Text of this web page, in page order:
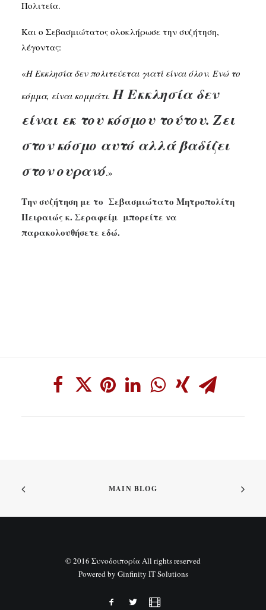
Πολιτεία.
Και ο Σεβασμιώτατος ολοκλήρωσε την συζήτηση,
λέγοντας:
«Η Εκκλησία δεν πολιτεύεται γιατί είναι όλον. Ενώ το
κόμμα, είναι κομμάτι. Η Εκκλησία δεν
είναι εκ του κόσμου τούτου. Ζει
στον κόσμο αυτό αλλά βαδίζει
στον ουρανό.»
Την συζήτηση με το Σεβασμιώτατο Μητροπολίτη
Πειραιώς κ. Σεραφείμ μπορείτε να
παρακολουθήσετε εδώ.
MAIN BLOG
© 2016 Συνοδοιπορία All rights reserved
Powered by Ginfinity IT Solutions